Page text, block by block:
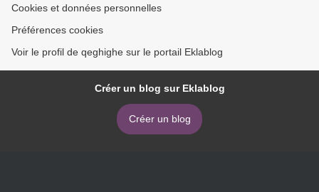
Cookies et données personnelles
Préférences cookies
Voir le profil de qeghighe sur le portail Eklablog
Créer un blog sur Eklablog
Créer un blog